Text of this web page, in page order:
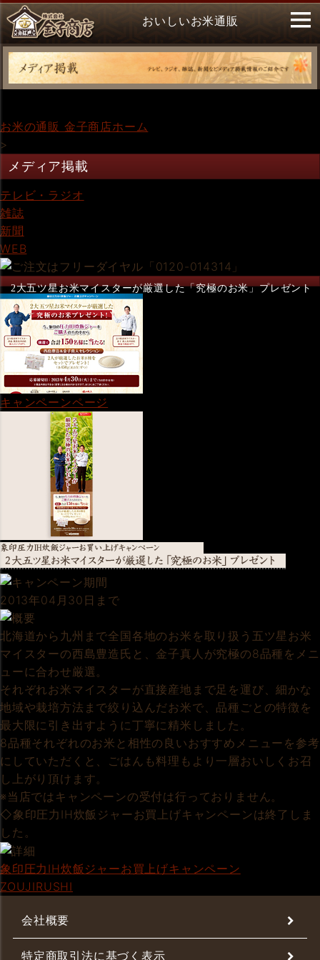
おいしいお米通販
お米の通販 金子商店ホーム
>
メディア掲載
テレビ・ラジオ
雑誌
新聞
WEB
2大五ツ星お米マイスターが厳選した「究極のお米」プレゼント
キャンペーンページ
2013年04月30日まで
北海道から九州まで全国各地のお米を取り扱う五ツ星お米
マイスターの西島豊造氏と、金子真人が究極の8品種をメニ
ューに合わせ厳選。
それぞれお米マイスターが直接産地まで足を運び、細かな
地域や栽培方法まで絞り込んだお米で、品種ごとの特徴を
最大限に引き出すように丁寧に精米しました。
8品種それぞれのお米と相性の良いおすすめメニューを参考
にしていただくと、ごはんも料理もより一層おいしくお召
し上がり頂けます。
※当店ではキャンペーンの受付は行っておりません。
◇象印圧力IH炊飯ジャーお買上げキャンペーンは終了しま
した。
象印圧力IH炊飯ジャーお買上げキャンペーン
ZOUJIRUSHI
会社概要
特定商取引法に基づく表示